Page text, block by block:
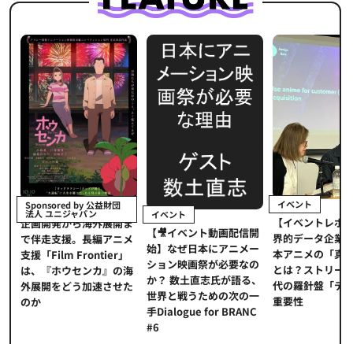
Sponsored by 公益財団
法人 ユニジャパン
企画開発から海外展開ま
で伴走支援。長編アニメ
支援「Film Frontier」
は、『ホウセンカ』の海
外展開をどう加速させた
のか
イベント
【🎥イベント動画配信開
始】なぜ日本にアニメー
ション映画祭が必要なの
か？ 数土直志氏が語る、
世界と戦うための次の一
手Dialogue for BRANC
#6
イベント
【イベントレポ
界的データ企業
本アニメの「真
とは？ストリー
代の羅針盤「デ
重要性